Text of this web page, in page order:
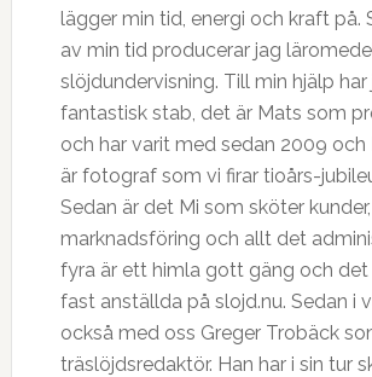
lägger min tid, energi och kraft på.
av min tid producerar jag
slöjdundervisning. Till min hjälp har
fantastisk stab, det är Mats som
och har varit med sedan 2009 och
är fotograf som vi firar tioårs-
Sedan är det Mi som sköter kunder,
marknadsföring och allt det
fyra är ett himla gott gäng och det
fast anställda på slojd.nu. Sedan i
också med oss Greger Trobäck
träslöjdsredaktör. Han har i sin tur